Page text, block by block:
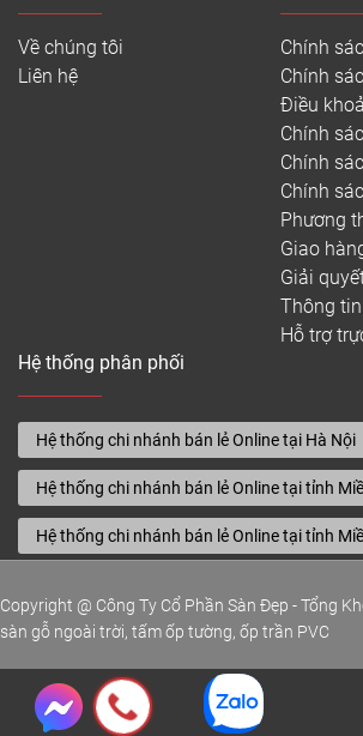
Về chúng tôi
Liên hệ
Chính
Chính
Điều
Chính
Chính
Chính
Phương
Giao
Giải
Thông
Hỗ trợ
Hệ thống phân phối
Hệ thống chi nhánh bán lẻ Online tại Hà Nội
Hệ thống chi nhánh bán lẻ Online tại tỉnh
Hệ thống chi nhánh bán lẻ Online tại tỉnh
Copyright @ Công Ty Cổ Phần Sàn Đẹp - Tổng
sàn gỗ ngoài trời, tấm ốp tường, ốp trần PVC